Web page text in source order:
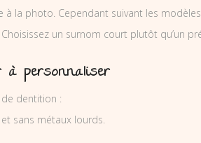
la photo. Cependant suivant les
un surnom court plutôt qu’un
personnaliser
dentition :
sans métaux lourds.